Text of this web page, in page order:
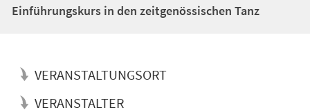
Einführungskurs in den zeitgenössischen Tanz
VERANSTALTUNGSORT
VERANSTALTER